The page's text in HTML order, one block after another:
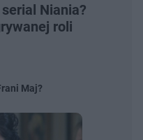
Niania?
roli
Maj?